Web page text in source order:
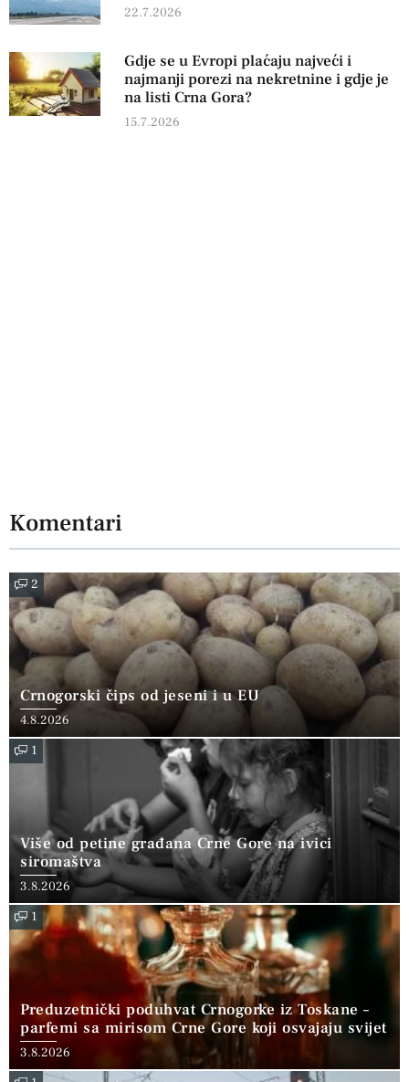
22.7.2026
Gdje se u Evropi plaćaju najveći i
najmanji porezi na nekretnine i gdje je
na listi Crna Gora?
15.7.2026
Komentari
2
Crnogorski čips od jeseni i u EU
4.8.2026
1
Više od petine građana Crne Gore na ivici
siromaštva
3.8.2026
1
Preduzetnički poduhvat Crnogorke iz Toskane –
parfemi sa mirisom Crne Gore koji osvajaju svijet
3.8.2026